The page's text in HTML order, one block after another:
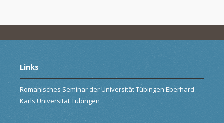
Links
Romanisches Seminar der Universität Tübingen Eberhard
Karls Universität Tübingen